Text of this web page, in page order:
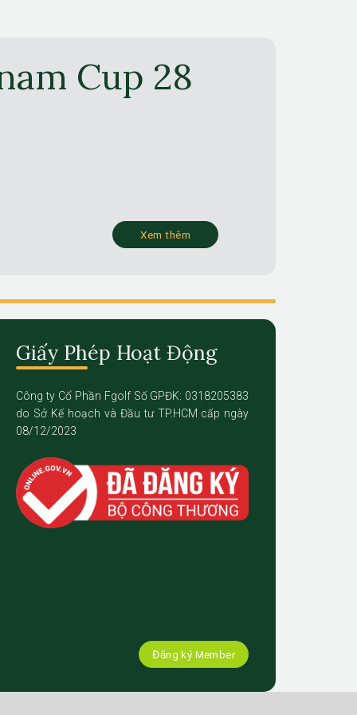
Cup 28
Xem thêm
Giấy Phép Hoạt Động
Công ty Cổ Phần Fgolf Số GPĐK: 0318205383
do Sở Kế hoạch và Đầu tư TP.HCM cấp ngày
08/12/2023
Đăng ký Member